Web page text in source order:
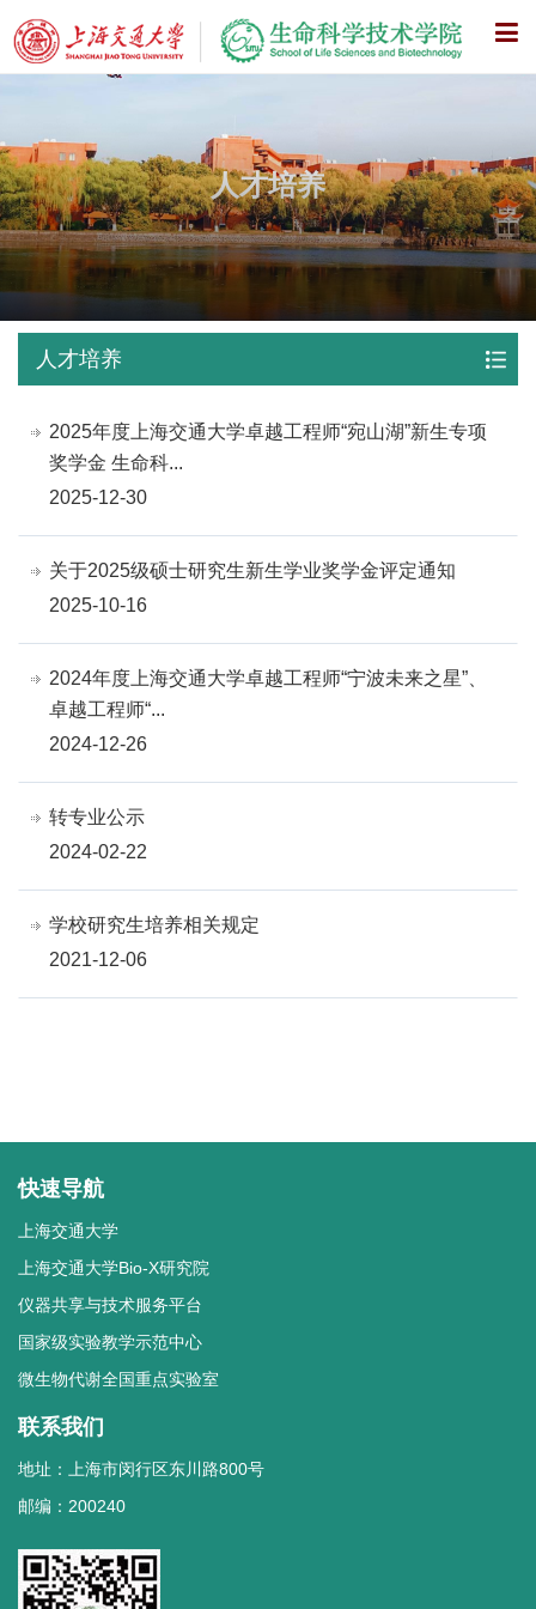
X
人才培养
人才培养
2025年度上海交通大学卓越工程师“宛山湖”新生专项
奖学金 生命科...
2025-12-30
关于2025级硕士研究生新生学业奖学金评定通知
2025-10-16
2024年度上海交通大学卓越工程师“宁波未来之星”、
卓越工程师“...
2024-12-26
转专业公示
2024-02-22
学校研究生培养相关规定
2021-12-06
快速导航
上海交通大学
上海交通大学Bio-X研究院
仪器共享与技术服务平台
国家级实验教学示范中心
微生物代谢全国重点实验室
联系我们
地址：上海市闵行区东川路800号
邮编：200240